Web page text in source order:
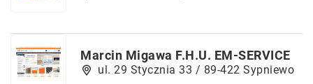
Marcin Migawa F.H.U. EM-SERVICE
ul. 29 Stycznia 33 / 89-422 Sypniewo